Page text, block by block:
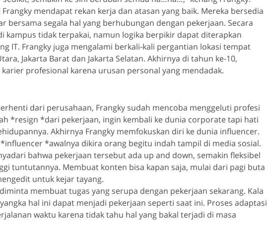
mendapat rekan kerja dan atasan yang baik. Mereka bersedia
bersama segala hal yang berhubungan dengan pekerjaan. Secara
kampus tidak terpakai, namun logika berpikir dapat diterapkan
IT. Frangky juga mengalami berkali-kali pergantian lokasi tempat
Jakarta Barat dan Jakarta Selatan. Akhirnya di tahun ke-10,
profesional karena urusan personal yang mendadak.
dari perusahaan, Frangky sudah mencoba menggeluti profesi
*resign *dari pekerjaan, ingin kembali ke dunia corporate tapi hati
Akhirnya Frangky memfokuskan diri ke dunia influencer.
*awalnya dikira orang begitu indah tampil di media sosial.
bahwa pekerjaan tersebut ada up and down, semakin fleksibel
tuntutannya. Membuat konten bisa kapan saja, mulai dari pagi buta
untuk kejar tayang.
membuat tugas yang serupa dengan pekerjaan sekarang. Kala
hal ini dapat menjadi pekerjaan seperti saat ini. Proses adaptasi
waktu karena tidak tahu hal yang bakal terjadi di masa